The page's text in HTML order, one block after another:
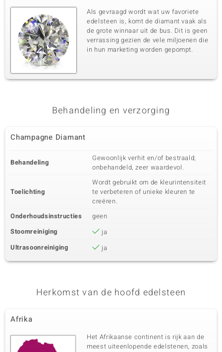
Als gevraagd wordt wat uw favoriete
edelsteen is, komt de diamant vaak als
de grote winnaar uit de bus. Dit is geen
verrassing gezien de vele miljoenen die
in hun marketing worden gepompt.
Behandeling en verzorging
Champagne Diamant
Behandeling
Gewoonlijk verhit en/of bestraald;
onbehandeld, zeer waardevol.
Toelichting
Wordt gebruikt om de kleurintensiteit
te verbeteren of unieke kleuren te
creëren.
Onderhoudsinstructies
geen
Stoomreiniging
ja
Ultrasoonreiniging
ja
Herkomst van de hoofd edelsteen
Afrika
Het Afrikaanse continent is rijk aan de
meest uiteenlopende edelstenen, zoals